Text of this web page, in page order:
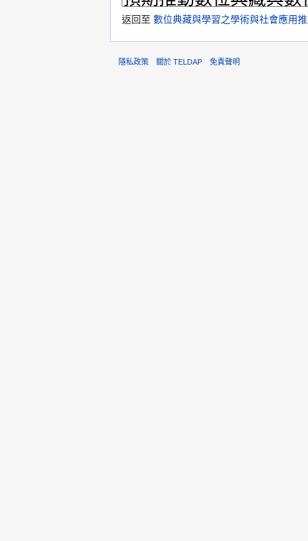
返回至 數位典藏與學習之學術與社會應用
隱私政策 關於 TELDAP 免責聲明